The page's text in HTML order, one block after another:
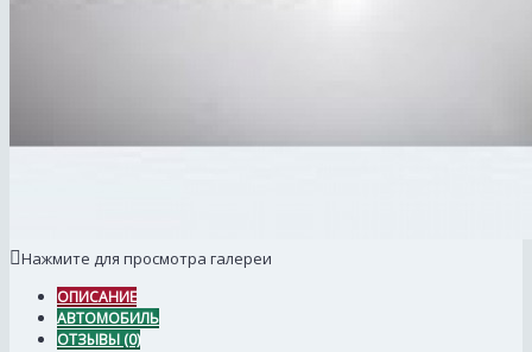
Нажмите для просмотра галереи
ОПИСАНИЕ
АВТОМОБИЛЬ
ОТЗЫВЫ (0)